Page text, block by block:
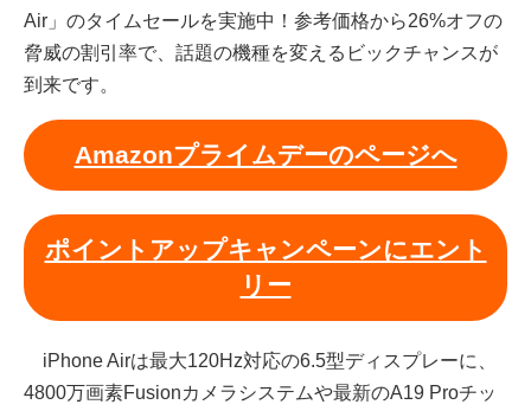
Air」のタイムセールを実施中！参考価格から26%オフの
脅威の割引率で、話題の機種を変えるビックチャンスが
到来です。
Amazonプライムデーのページへ
ポイントアップキャンペーンにエント
リー
iPhone Airは最大120Hz対応の6.5型ディスプレーに、
4800万画素Fusionカメラシステムや最新のA19 Proチッ